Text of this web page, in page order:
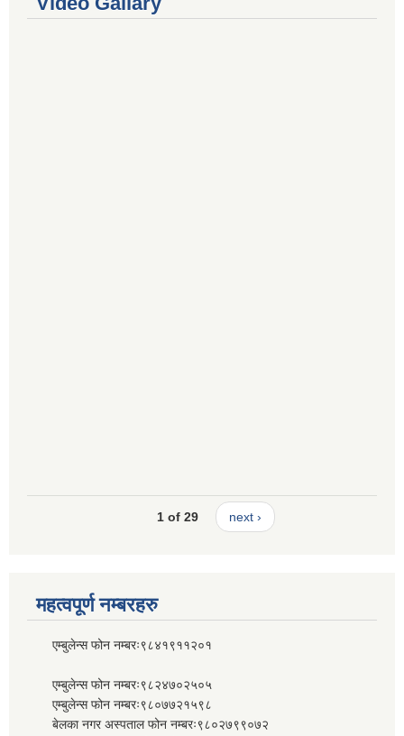
1 of 29 next ›
महत्वपूर्ण नम्बरहरु
एम्बुलेन्स फोन नम्बरः९८४१९११२०१
एम्बुलेन्स फोन नम्बरः९८२४७०२५०५
एम्बुलेन्स फोन नम्बरः९८०७७२१५९८
बेलका नगर अस्पताल फोन नम्बरः९८०२७९९०७२